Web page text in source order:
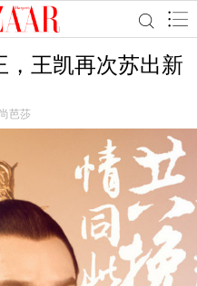
，王凯再次苏出新
芭莎